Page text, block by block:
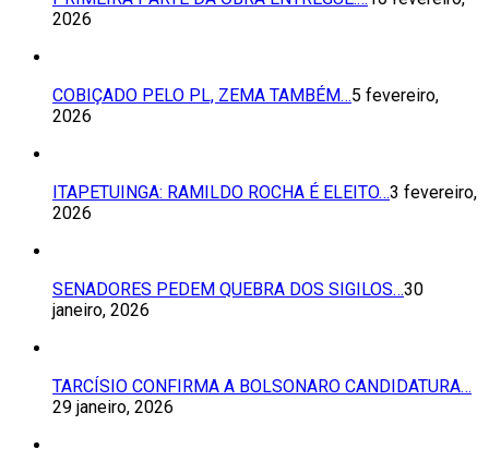
2026
COBIÇADO PELO PL, ZEMA TAMBÉM…5 fevereiro,
2026
ITAPETUINGA: RAMILDO ROCHA É ELEITO…3 fevereiro,
2026
SENADORES PEDEM QUEBRA DOS SIGILOS…30
janeiro, 2026
TARCÍSIO CONFIRMA A BOLSONARO CANDIDATURA…
29 janeiro, 2026